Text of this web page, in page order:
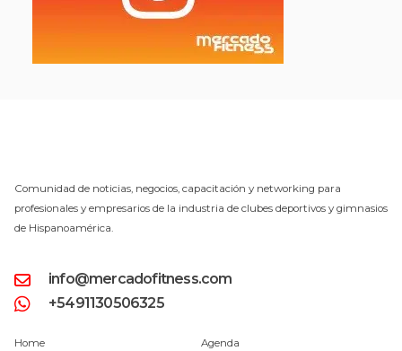
Comunidad de noticias, negocios, capacitación y networking para
profesionales y empresarios de la industria de clubes deportivos y gimnasios
de Hispanoamérica.
info@mercadofitness.com
+5491130506325
Home Agenda